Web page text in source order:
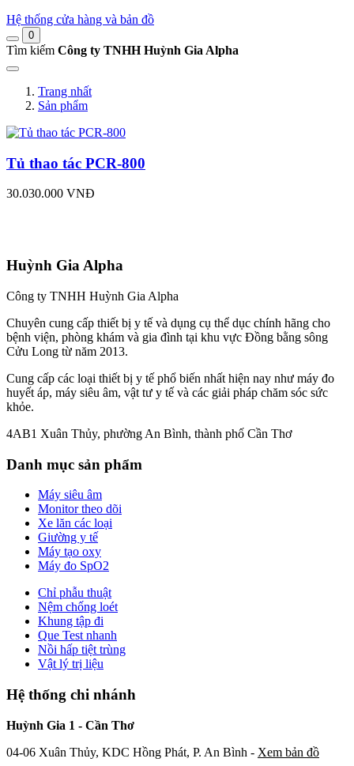
Hệ thống cửa hàng và bản đồ
0
Tìm kiếm Công ty TNHH Huỳnh Gia Alpha
Trang nhất
Sản phẩm
Tủ thao tác PCR-800
30.030.000 VNĐ
Huỳnh Gia Alpha
Công ty TNHH Huỳnh Gia Alpha
Chuyên cung cấp thiết bị y tế và dụng cụ thể dục chính hãng cho
bệnh viện, phòng khám và gia đình tại khu vực Đồng bằng sông
Cửu Long từ năm 2013.
Cung cấp các loại thiết bị y tế phổ biến nhất hiện nay như máy đo
huyết áp, máy siêu âm, vật tư y tế và các giải pháp chăm sóc sức
khỏe.
4AB1 Xuân Thủy, phường An Bình, thành phố Cần Thơ
Danh mục sản phẩm
Máy siêu âm
Monitor theo dõi
Xe lăn các loại
Giường y tế
Máy tạo oxy
Máy đo SpO2
Chỉ phẫu thuật
Nệm chống loét
Khung tập đi
Que Test nhanh
Nồi hấp tiệt trùng
Vật lý trị liệu
Hệ thống chi nhánh
Huỳnh Gia 1 - Cần Thơ
04-06 Xuân Thủy, KDC Hồng Phát, P. An Bình - Xem bản đồ